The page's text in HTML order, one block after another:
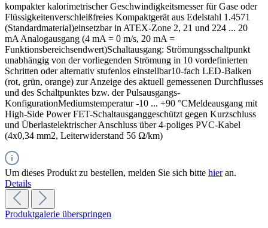
kompakter kalorimetrischer Geschwindigkeitsmesser für Gase oder
Flüssigkeitenverschleißfreies Kompaktgerät aus Edelstahl 1.4571
(Standardmaterial)einsetzbar in ATEX-Zone 2, 21 und 224 ... 20
mA Analogausgang (4 mA = 0 m/s, 20 mA =
Funktionsbereichsendwert)Schaltausgang: Strömungsschaltpunkt
unabhängig von der vorliegenden Strömung in 10 vordefinierten
Schritten oder alternativ stufenlos einstellbar10-fach LED-Balken
(rot, grün, orange) zur Anzeige des aktuell gemessenen Durchflusses
und des Schaltpunktes bzw. der Pulsausgangs-
KonfigurationMediumstemperatur -10 ... +90 °CMeldeausgang mit
High-Side Power FET-Schaltausganggeschützt gegen Kurzschluss
und Überlastelektrischer Anschluss über 4-poliges PVC-Kabel
(4x0,34 mm2, Leiterwiderstand 56 Ω/km)
Um dieses Produkt zu bestellen, melden Sie sich bitte hieran.
Details
Produktgalerie überspringen